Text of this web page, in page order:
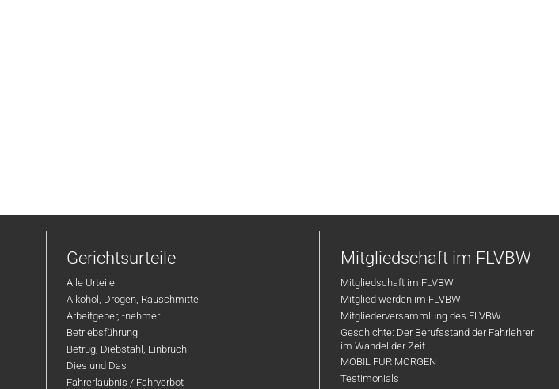
Gerichtsurteile
Alle Urteile
Alkohol, Drogen, Rauschmittel
Arbeitgeber, -nehmer
Betriebsführung
Betrug, Diebstahl, Einbruch
Dies und Das
Fahrerlaubnis / Fahrverbot
Mitgliedschaft im FLVBW
Mitgliedschaft im FLVBW
Mitglied werden im FLVBW
Mitgliederversammlung des FLVBW
Geschichte: Der Berufsstand der Fahrlehrer
im Wandel der Zeit
MOBIL FÜR MORGEN
Testimonials